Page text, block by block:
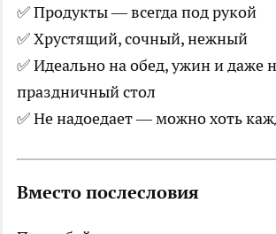
✅ Продукты — всегда под рукой
✅ Хрустящий, сочный, нежный
✅ Идеально на обед, ужин и даже
праздничный стол
✅ Не надоедает — можно хоть
Вместо послесловия